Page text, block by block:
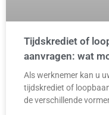
Tijdskrediet of
aanvragen: wat
Als werknemer kan u
tijdskrediet of
de verschillende